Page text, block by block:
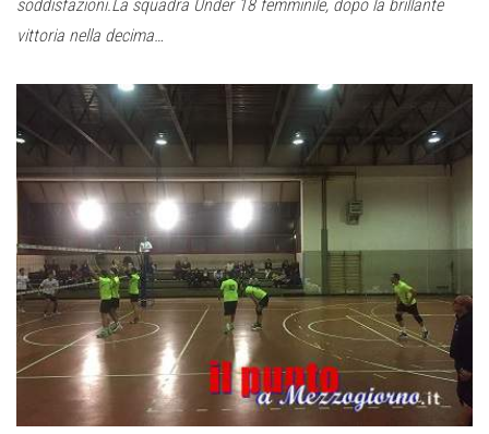
soddisfazioni.La squadra Under 18 femminile, dopo la brillante
vittoria nella decima…